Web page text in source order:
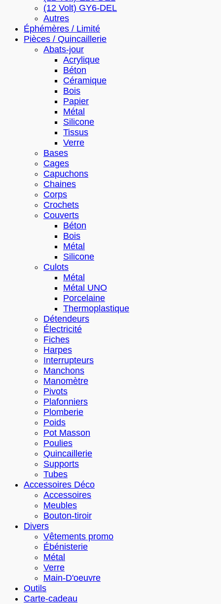
(12 Volt) GY6-DEL
Autres
Éphémères / Limité
Pièces / Quincaillerie
Abats-jour
Acrylique
Béton
Céramique
Bois
Papier
Métal
Silicone
Tissus
Verre
Bases
Cages
Capuchons
Chaines
Corps
Crochets
Couverts
Béton
Bois
Métal
Silicone
Culots
Métal
Métal UNO
Porcelaine
Thermoplastique
Détendeurs
Électricité
Fiches
Harpes
Interrupteurs
Manchons
Manomètre
Pivots
Plafonniers
Plomberie
Poids
Pot Masson
Poulies
Quincaillerie
Supports
Tubes
Accessoires Déco
Accessoires
Meubles
Bouton-tiroir
Divers
Vêtements promo
Ébénisterie
Métal
Verre
Main-D'oeuvre
Outils
Carte-cadeau